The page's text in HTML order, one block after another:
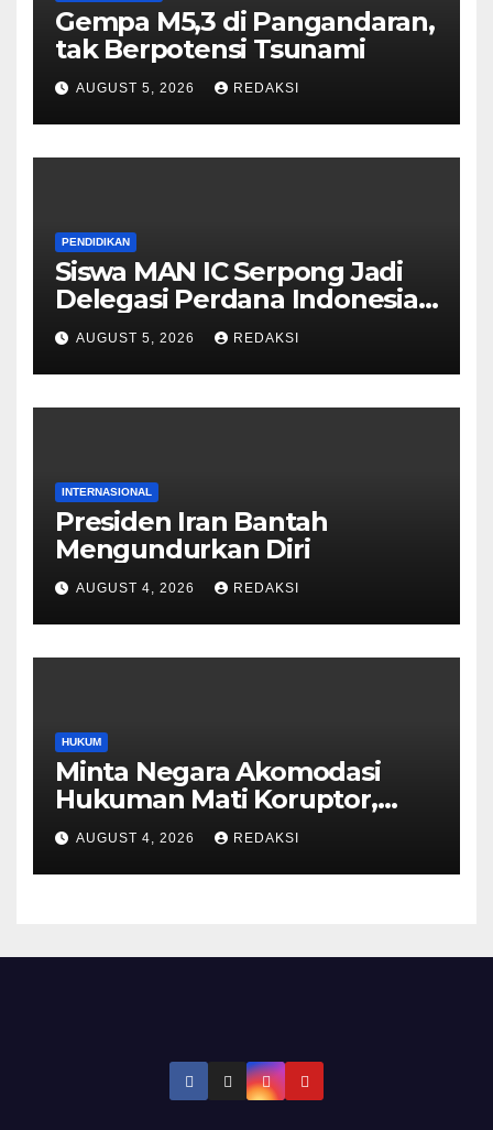
Gempa M5,3 di Pangandaran,
tak Berpotensi Tsunami
AUGUST 5, 2026 REDAKSI
PENDIDIKAN
Siswa MAN IC Serpong Jadi
Delegasi Perdana Indonesia
di Olimpiade Sains Nuklir
Internasional
AUGUST 5, 2026 REDAKSI
INTERNASIONAL
Presiden Iran Bantah
Mengundurkan Diri
AUGUST 4, 2026 REDAKSI
HUKUM
Minta Negara Akomodasi
Hukuman Mati Koruptor,
MUI: Ini Aspirasi Publik
AUGUST 4, 2026 REDAKSI